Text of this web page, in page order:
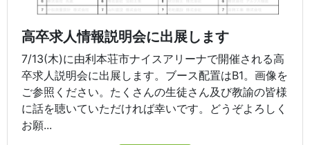
高卒求人情報説明会に出展します
7/13(木)に由利本荘市ナイスアリーナで開催される高
卒求人説明会に出展します。ブース配置はB1。画像を
ご参照ください。たくさんの生徒さん及び教諭の皆様
に話を聴いていただければ幸いです。どうぞよろしく
お願...